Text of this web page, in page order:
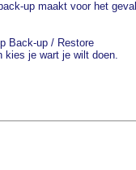
up maakt voor het
Back-up / Restore
kies je wart je wilt doen.